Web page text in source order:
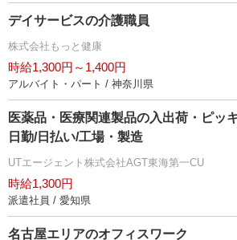
デイサービスの介護職員
株式会社もっと健康
時給1,300円～1,400円
アルバイト・パート / 神奈川県
医薬品・医療関連製品の入出荷・ピッ
日勤/日払い/工場・製造
UTエージェント株式会社AGT東海第一CU
時給1,300円
派遣社員 / 愛知県
名古屋エリアのオフィスワーク